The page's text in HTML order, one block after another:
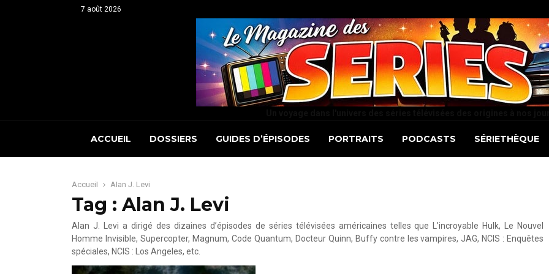
7 août 2026
ACCUEIL DOSSIERS GUIDES D’ÉPISODES PORTRAITS PODCASTS SÉRIETHÈQUE
Accueil Alan J. Levi
Tag : Alan J. Levi
Alan J. Levi a dirigé des dizaines d’épisodes de séries télévisées américaines telles que L’incroyable Hulk, Le Nouvel
Homme Invisible, Supercopter, Magnum, Code Quantum, Docteur Quinn, Buffy contre les vampires, JAG, NCIS : Enquêtes
spéciales, NCIS : Los Angeles, etc.